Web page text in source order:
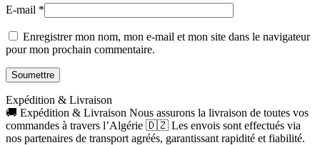
E-mail *
Enregistrer mon nom, mon e-mail et mon site dans le navigateur
pour mon prochain commentaire.
Expédition & Livraison
🚚 Expédition & Livraison Nous assurons la livraison de toutes vos
commandes à travers l’Algérie 🇩🇿 Les envois sont effectués via
nos partenaires de transport agréés, garantissant rapidité et fiabilité.